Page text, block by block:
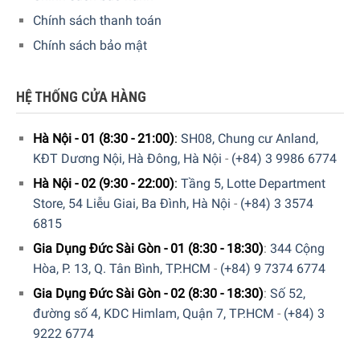
bị Đồ gia dụng. Quý khách có thể tham khảo
Rate this product
Chính sách thanh toán
Chính sách bảo mật
HỆ THỐNG CỬA HÀNG
Hà Nội - 01 (8:30 - 21:00): SH08, Chung cư Anland,
KĐT Dương Nội, Hà Đông, Hà Nội - (+84) 3 9986 6774
Hà Nội - 02 (9:30 - 22:00): Tầng 5, Lotte Department
Store, 54 Liễu Giai, Ba Đình, Hà Nội - (+84) 3 3574
6815
Gia Dụng Đức Sài Gòn - 01 (8:30 - 18:30): 344 Cộng
Hòa, P. 13, Q. Tân Bình, TP.HCM - (+84) 9 7374 6774
Gia Dụng Đức Sài Gòn - 02 (8:30 - 18:30): Số 52,
đường số 4, KDC Himlam, Quận 7, TP.HCM - (+84) 3
9222 6774